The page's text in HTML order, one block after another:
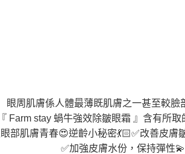
眼周肌膚係人體最薄既肌膚之一甚至較臉
Farm stay 蝸牛強效除皺眼霜 』含有所
部肌膚青春😍逆齡小秘密💃🏻✅改善皮膚
✅加強皮膚水份，保持彈性💫